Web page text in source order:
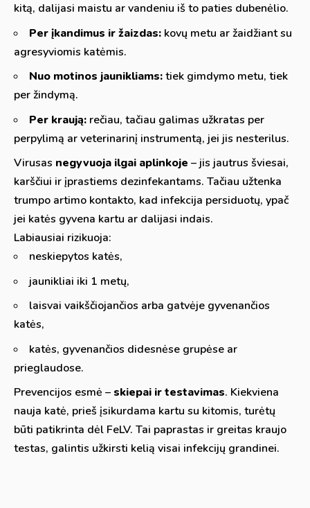
kitą, dalijasi maistu ar vandeniu iš to paties dubenėlio.
Per įkandimus ir žaizdas: kovų metu ar žaidžiant su
agresyviomis katėmis.
Nuo motinos jaunikliams:tiek gimdymo metu, tiek
per žindymą.
Per kraują: rečiau, tačiau galimas užkratas per
perpylimą ar veterinarinį instrumentą, jei jis nesterilus.
Virusas negyvuoja ilgai aplinkoje – jis jautrus šviesai,
karščiui ir įprastiems dezinfekantams. Tačiau užtenka
trumpo artimo kontakto, kad infekcija persiduotų, ypač
jei katės gyvena kartu ar dalijasi indais.
Labiausiai rizikuoja:
neskiepytos katės,
jaunikliai iki 1 metų,
laisvai vaikščiojančios arba gatvėje gyvenančios
katės,
katės, gyvenančios didesnėse grupėse ar
prieglaudose.
Prevencijos esmė – skiepai ir testavimas. Kiekviena
nauja katė, prieš įsikurdama kartu su kitomis, turėtų
būti patikrinta dėl FeLV. Tai paprastas ir greitas kraujo
testas, galintis užkirsti kelią visai infekcijų grandinei.